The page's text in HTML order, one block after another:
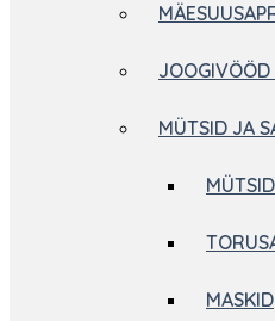
MÜTSID JA
MÜTSID
MASKID